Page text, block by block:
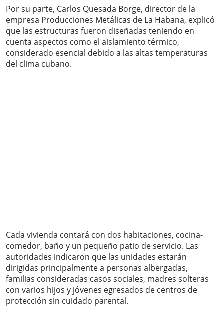
Por su parte, Carlos Quesada Borge, director de la
empresa Producciones Metálicas de La Habana, explicó
que las estructuras fueron diseñadas teniendo en
cuenta aspectos como el aislamiento térmico,
considerado esencial debido a las altas temperaturas
del clima cubano.
Cada vivienda contará con dos habitaciones, cocina-
comedor, baño y un pequeño patio de servicio. Las
autoridades indicaron que las unidades estarán
dirigidas principalmente a personas albergadas,
familias consideradas casos sociales, madres solteras
con varios hijos y jóvenes egresados de centros de
protección sin cuidado parental.